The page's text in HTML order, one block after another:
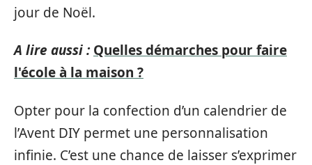
jour de Noël.
A lire aussi : Quelles démarches pour faire
l'école à la maison ?
Opter pour la confection d’un calendrier de
l’Avent DIY permet une personnalisation
infinie. C’est une chance de laisser s’exprimer